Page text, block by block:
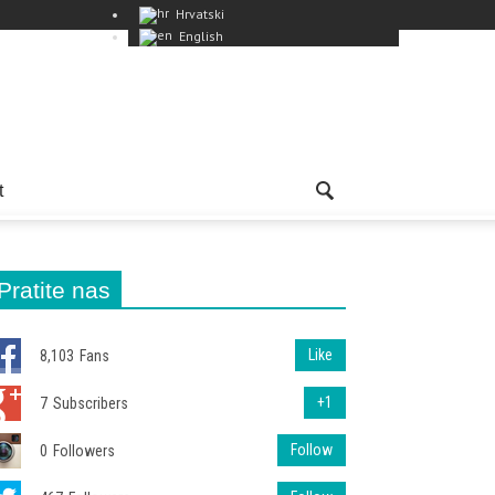
Hrvatski
English
nas
8,103 Fans Like
7 Subscribers +1
0 Followers Follow